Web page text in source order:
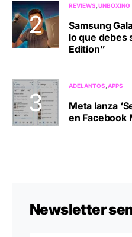
REVIEWS UNBOXING
Samsung
lo que debes
Edition”
ADELANTOS APPS
Meta lanza
en Facebook
Newsletter